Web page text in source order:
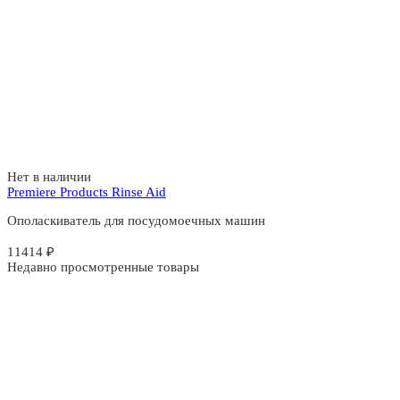
Нет в наличии
Premiere Products Rinse Aid
Ополаскиватель для посудомоечных машин
11414 ₽
Недавно просмотренные товары